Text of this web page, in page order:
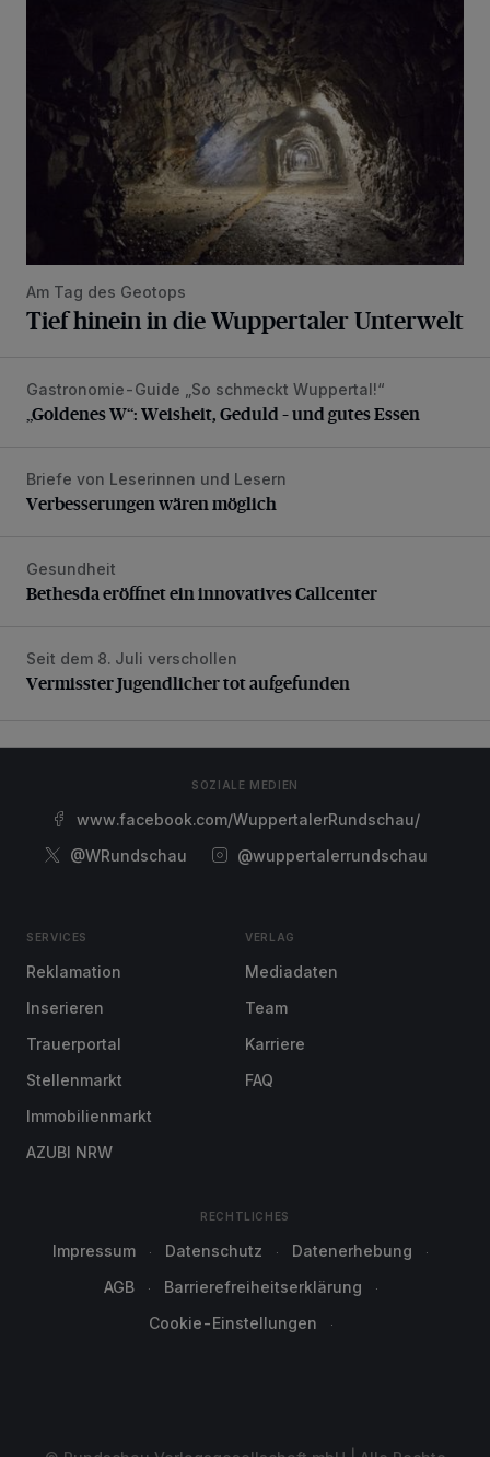
Am Tag des Geotops
Tief hinein in die Wuppertaler Unterwelt
„Goldenes W“: Weisheit, Geduld – und gutes Essen
Gastronomie-Guide „So schmeckt Wuppertal!“
„Goldenes W“: Weisheit, Geduld – und gutes Essen
Verbesserungen wären möglich
Briefe von Leserinnen und Lesern
Verbesserungen wären möglich
Bethesda eröffnet ein innovatives Callcenter
Gesundheit
Bethesda eröffnet ein innovatives Callcenter
Vermisster Jugendlicher tot aufgefunden
Seit dem 8. Juli verschollen
Vermisster Jugendlicher tot aufgefunden
SOZIALE MEDIEN
www.facebook.com/WuppertalerRundschau/
@WRundschau
@wuppertalerrundschau
SERVICES
Reklamation
Inserieren
Trauerportal
Stellenmarkt
Immobilienmarkt
AZUBI NRW
VERLAG
Mediadaten
Team
Karriere
FAQ
RECHTLICHES
Impressum Datenschutz
Datenerhebung
AGB
Barrierefreiheitserklärung
Cookie-Einstellungen